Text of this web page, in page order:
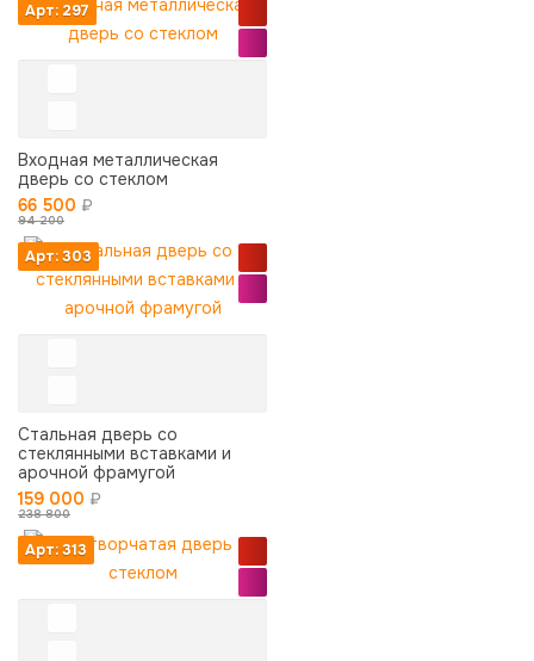
Арт: 297
Входная металлическая
дверь со стеклом
66 500 ₽
94 200
Арт: 303
Стальная дверь со
стеклянными вставками и
арочной фрамугой
159 000 ₽
238 800
Арт: 313